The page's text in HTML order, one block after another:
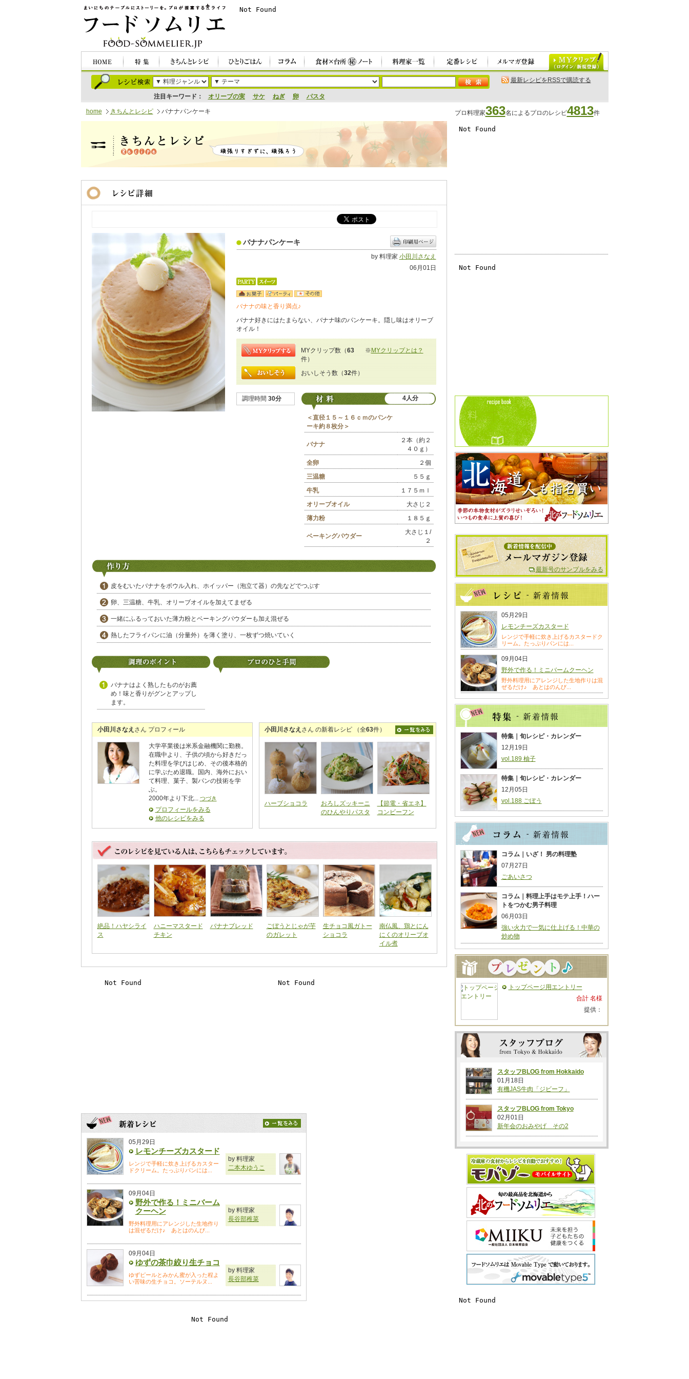
注目キーワード： オリーブの実 サケ ねぎ 卵 パスタ
最新レシピをRSSで購読する
home きちんとレシピ バナナパンケーキ プロ料理家363名によるプロのレシピ4813件
バナナパンケーキ
by 料理家 小田川さなえ
06月01日
バナナの味と香り満点♪
バナナ好きにはたまらない、バナナ味のパンケーキ。隠し味はオリーブ
オイル！
MYクリップ数（63
件）
※MYクリップとは？
おいしそう数（32件）
調理時間 30分 4人分
＜直径１５～１６ｃｍのパンケ
ーキ約８枚分＞
バナナ
２本（約２
４０ｇ）
全卵
２個
三温糖
５５ｇ
牛乳
１７５ｍｌ
オリーブオイル
大さじ２
薄力粉
１８５ｇ
ベーキングパウダー
大さじ１/
２
皮をむいたバナナをボウル入れ、ホイッパー（泡立て器）の先などでつぶす
卵、三温糖、牛乳、オリーブオイルを加えてまぜる
一緒にふるっておいた薄力粉とベーキングパウダーも加え混ぜる
熱したフライパンに油（分量外）を薄く塗り、一枚ずつ焼いていく
バナナはよく熟したものがお薦
め！味と香りがグンとアップし
ます。
小田川さなえ さん プロフィール
大学卒業後は米系金融機関に勤務。
在職中より、子供の頃から好きだっ
た料理を学びはじめ、その後本格的
に学ぶため退職。国内、海外におい
て料理、菓子、製パンの技術を学
ぶ。
2000年より下北... つづき
プロフィールをみる
他のレシピをみる
小田川さなえ さん の新着レシピ （全63件）
ハーブショコラ
おろしズッキーニ
のひんやりパスタ
【節電・省エネ】
コンビーフン
絶品！ハヤシライ
ス
ハニーマスタード
チキン
バナナブレッド
ごぼうとじゃが芋
のガレット
生チョコ風ガトー
ショコラ
南仏風、鶏とにん
にくのオリーブオ
イル煮
05月29日
レモンチーズカスタード
レンジで手軽に炊き上げるカスター
ドクリーム。たっぷりパンには...
by 料理家
二本木ゆうこ
09月04日
野外で作る！ミニバーム
クーヘン
野外料理用にアレンジした生地作り
は混ぜるだけ♪ あとはのんび...
by 料理家
長谷部稚菜
09月04日
ゆずの茶巾絞り生チョコ
ゆずピールとみかん蜜が入った程よ
い苦味の生チョコ。ソーテルヌ...
by 料理家
長谷部稚菜
最新号のサンプルをみる
05月29日
レモンチーズカスタード
レンジで手軽に炊き上げるカスタードク
リーム。たっぷりパンには...
09月04日
野外で作る！ミニバームクーヘン
野外料理用にアレンジした生地作りは混
ぜるだけ♪ あとはのんび...
特集｜旬レシピ・カレンダー
12月19日
vol.189 柚子
特集｜旬レシピ・カレンダー
12月05日
vol.188 ごぼう
コラム｜いざ！ 男の料理塾
07月27日
ごあいさつ
コラム｜料理上手はモテ上手！ハー
トをつかむ男子料理
06月03日
強い火力で一気に仕上げる！中華の
炒め物
トップページ用エントリー
合計 名様
提供：
スタッフBLOG from Hokkaido
01月18日
有機JAS牛肉「ジビーフ」
スタッフBLOG from Tokyo
02月01日
新年会のおみやげ その2